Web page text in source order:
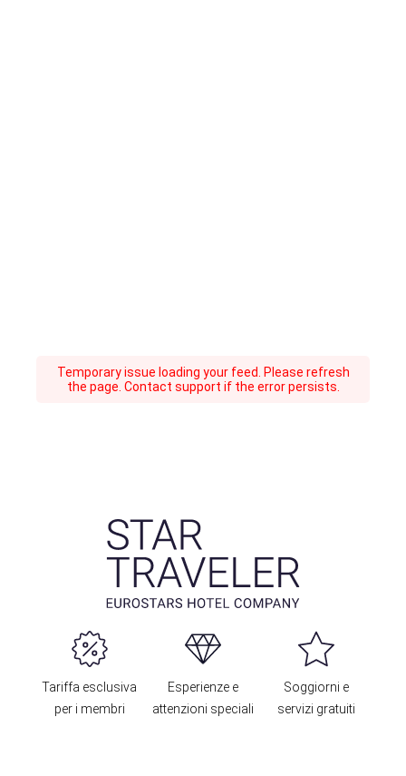
Temporary issue loading your feed. Please refresh
the page. Contact support if the error persists.
Tariffa esclusiva
per i membri
Esperienze e
attenzioni speciali
Soggiorni e
servizi gratuiti